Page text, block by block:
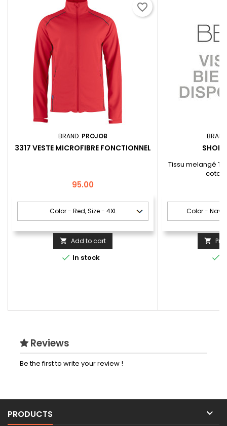
BRAND: PROJOB
3317 VESTE MICROFIBRE FONCTIONNEL
Price
95.00
 Add to cart
 In stock
favorite_border
Tissu melangé


Reviews
Be the first to write your review !
PRODUCTS 